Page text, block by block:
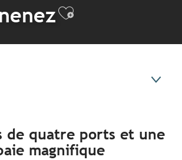
Ajouter aux
de quatre ports et une
magnifique